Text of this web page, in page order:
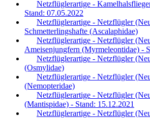
Netzflüglerartige -
Stand: 07.05.2022
Netzflüglerartige - Netzflügler
Schmetterlingshafte (Ascalaphidae)
Netzflüglerartige - Netzflügler
Ameisenjungfern (Myrmeleontidae) -
Netzflüglerartige - Netzflügler
(Osmylidae)
Netzflüglerartige - Netzflügler
(Nemopteridae)
Netzflüglerartige - Netzflügler
(Mantispidae) - Stand: 15.12.2021
Netzflüglerartige - Netzflügler